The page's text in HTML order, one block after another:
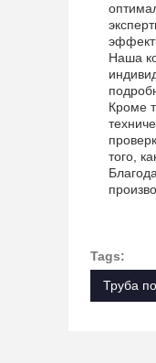
Наша
Кроме
того,
Tags:
Труба